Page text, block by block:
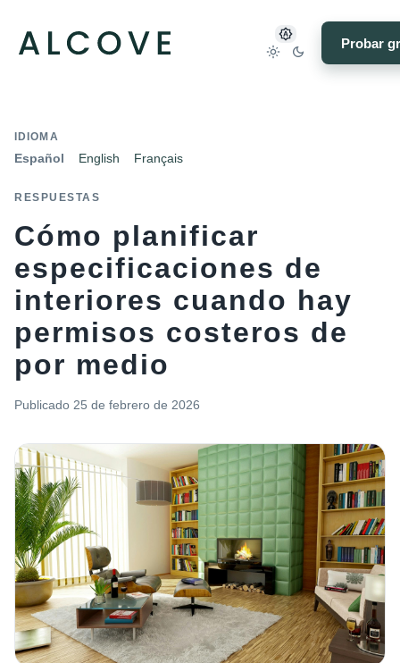
Probar
IDIOMA
Español English Français
RESPUESTAS
Cómo planificar
especificaciones de
interiores cuando hay
permisos costeros de
por medio
Publicado 25 de febrero de 2026